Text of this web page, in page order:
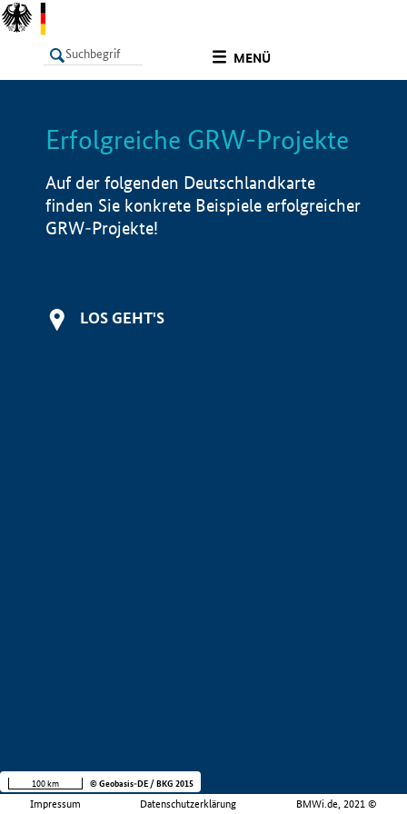
MENÜ
LISTE Info
Erfolgreiche GRW-Projekte
Auf der folgenden Deutschlandkarte
finden Sie konkrete Beispiele erfolgreicher
GRW-Projekte!
LOS GEHT'S
Impressum Datenschutzerklärung BMWi.de, 2021 ©
100 km © Geobasis-DE / BKG 2015